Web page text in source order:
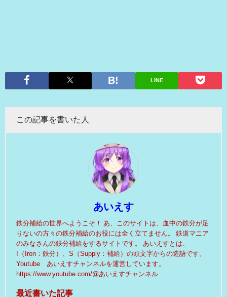
LINE
この記事を書いた人
あいえす
鉄分補給の世界へようこそ！ あ、このサイトは、血中の鉄分が足
りないの方々の鉄分補給のお役には全く立てません。 鉄道マニア
のみなさんの鉄分補給をするサイトです。 あいえすとは、
I（Iron：鉄分）、S（Supply：補給）の頭文字からの造語です。
Youtube あいえすチャンネルを運営しています。
https://www.youtube.com/@あいえすチャンネル
最近書いた記事